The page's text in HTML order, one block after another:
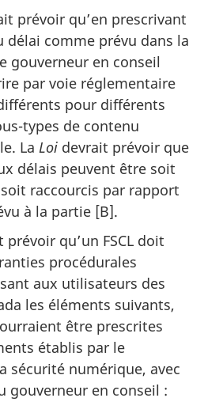
prévoir qu’en prescrivant
délai comme prévu dans la
gouverneur en conseil
par voie réglementaire
pour différents
types de contenu
La Loi devrait prévoir que
délais peuvent être soit
raccourcis par rapport
à la partie [B].
prévoir qu’un FSCL doit
procédurales
aux utilisateurs des
les éléments suivants,
être prescrites
établis par le
sécurité numérique, avec
gouverneur en conseil :